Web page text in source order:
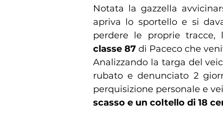
Notata la gazzella
apriva lo sportello e si
perdere le proprie tracce,
classe 87 di Paceco che
Analizzando la targa del
rubato e denunciato 2
perquisizione personale e
scasso e un coltello di 18